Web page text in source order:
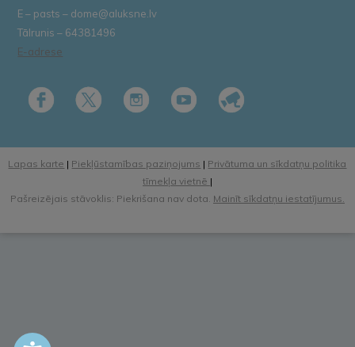
E – pasts – dome@aluksne.lv
Tālrunis – 64381496
E-adrese
Lapas karte | Piekļūstamības paziņojums | Privātuma un sīkdatņu politika
tīmekļa vietnē |
Pašreizējais stāvoklis: Piekrišana nav dota. Mainīt sīkdatņu iestatījumus.